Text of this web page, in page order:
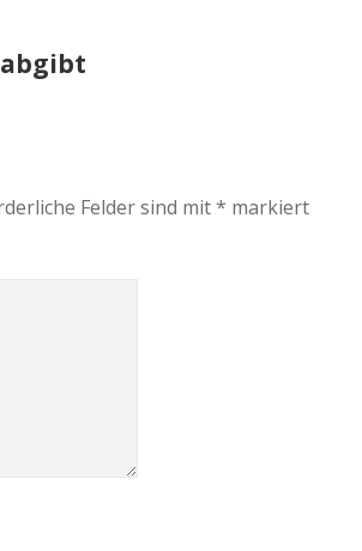
Felder sind mit* markiert